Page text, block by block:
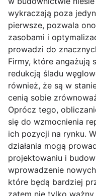
wykraczają poza
pierwsze, pozwala
zasobami i
prowadzi do
Firmy, które angażują
redukcją śladu
również, że są w
cenią sobie
Oprócz tego,
się do wzmocnienia
ich pozycji na rynku.
działania mogą
projektowaniu i
wprowadzenie
które będą bardziej